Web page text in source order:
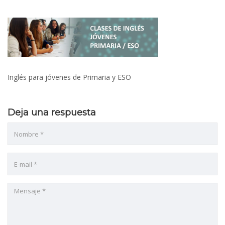
Inglés para jóvenes de Primaria y ESO
Deja una respuesta